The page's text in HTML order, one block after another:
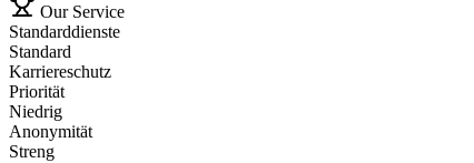
Our Service
Standarddienste
Standard
Karriereschutz
Priorität
Niedrig
Anonymität
Streng